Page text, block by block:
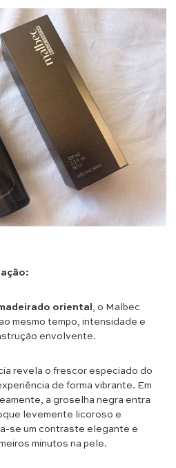
oriental , o Malbec
mesmo tempo, intensidade e
envolvente.
revela o frescor especiado do
de forma vibrante. Em
a groselha negra entra
levemente licoroso e
se um contraste elegante e
minutos na pele.